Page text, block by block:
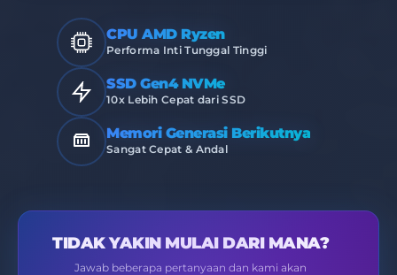
CPU AMD Ryzen
Performa Inti Tunggal Tinggi
SSD Gen4 NVMe
10x Lebih Cepat dari SSD
Memori Generasi Berikutnya
Sangat Cepat & Andal
TIDAK YAKIN MULAI DARI MANA?
Jawab beberapa pertanyaan dan kami akan